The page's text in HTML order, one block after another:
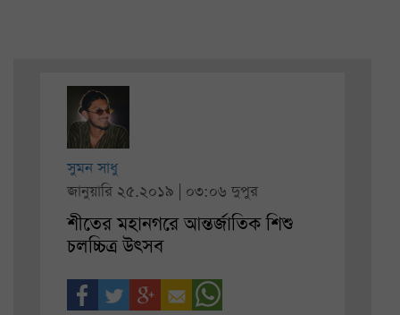
সুমন সাধু
জানুয়ারি ২৫.২০১৯ | ০৩:০৬ দুপুর
শীতের মহানগরে আন্তর্জাতিক শিশু
চলচ্চিত্র উৎসব